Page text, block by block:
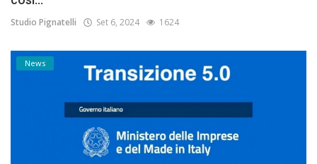
Studio Pignatelli Set 6, 2024 1624
News